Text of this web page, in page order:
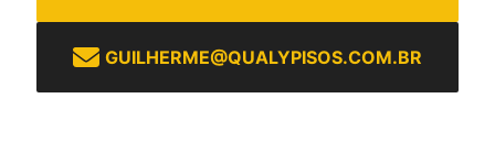
GUILHERME@QUALYPISOS.COM.BR